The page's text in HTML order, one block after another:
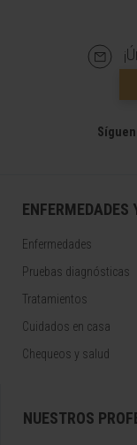
ENFERMEDADES
Enfermedades
Pruebas diagnósticas
Tratamientos
Cuidados en casa
Chequeos y salud
NUESTROS